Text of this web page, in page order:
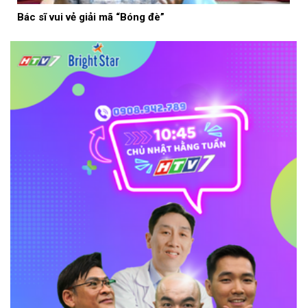
Bác sĩ vui vẻ giải mã “Bóng đè”